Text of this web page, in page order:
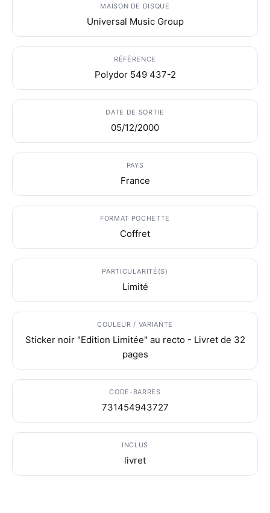
MAISON DE DISQUE
Universal Music Group
RÉFÉRENCE
Polydor 549 437-2
DATE DE SORTIE
05/12/2000
PAYS
France
FORMAT POCHETTE
Coffret
PARTICULARITÉ(S)
Limité
COULEUR / VARIANTE
Sticker noir "Edition Limitée" au recto - Livret de 32
pages
CODE-BARRES
731454943727
INCLUS
livret